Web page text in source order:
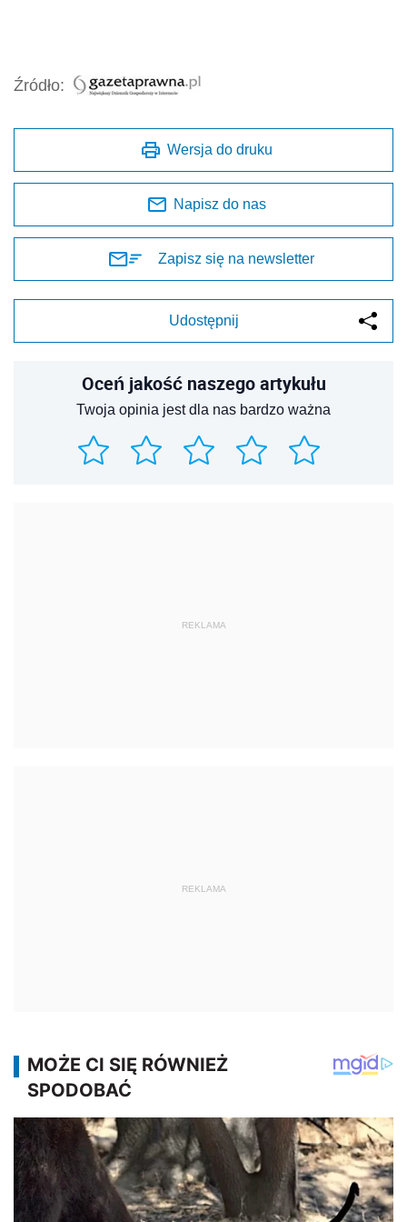
Źródło:
Wersja do druku
Napisz do nas
Zapisz się na newsletter
Udostępnij
Oceń jakość naszego artykułu
Twoja opinia jest dla nas bardzo ważna
REKLAMA
REKLAMA